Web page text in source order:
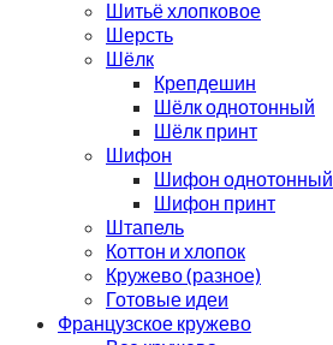
Шитьё хлопковое
Шерсть
Шёлк
Крепдешин
Шёлк однотонный
Шёлк принт
Шифон
Шифон однотонный
Шифон принт
Штапель
Коттон и хлопок
Кружево (разное)
Готовые идеи
Французское кружево